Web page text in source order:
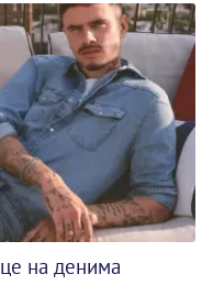
на денима